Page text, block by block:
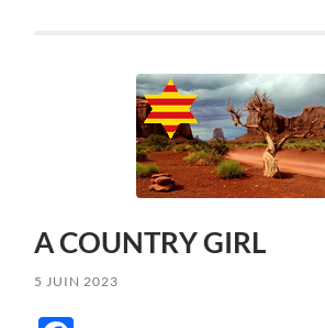
A COUNTRY GIRL
5 JUIN 2023